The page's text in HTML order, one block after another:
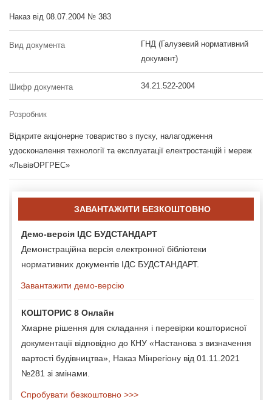
Наказ від 08.07.2004 № 383
Вид документа
ГНД (Галузевий нормативний
документ)
Шифр документа 34.21.522-2004
Розробник
Відкрите акціонерне товариство з пуску, налагодження
удосконалення технології та експлуатації електростанцій і мереж
«ЛьвівОРГРЕС»
ЗАВАНТАЖИТИ БЕЗКОШТОВНО
Демо-версія ІДС БУДСТАНДАРТ
Демонстраційна версія електронної бібліотеки
нормативних документів ІДС БУДСТАНДАРТ.
Завантажити демо-версію
КОШТОРИС 8 Онлайн
Хмарне рішення для складання і перевірки кошторисної
документації відповідно до КНУ «Настанова з визначення
вартості будівництва», Наказ Мінрегіону від 01.11.2021
№281 зі змінами.
Спробувати безкоштовно >>>